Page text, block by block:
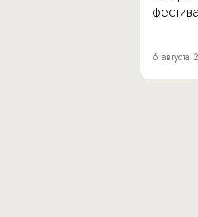
6 августа